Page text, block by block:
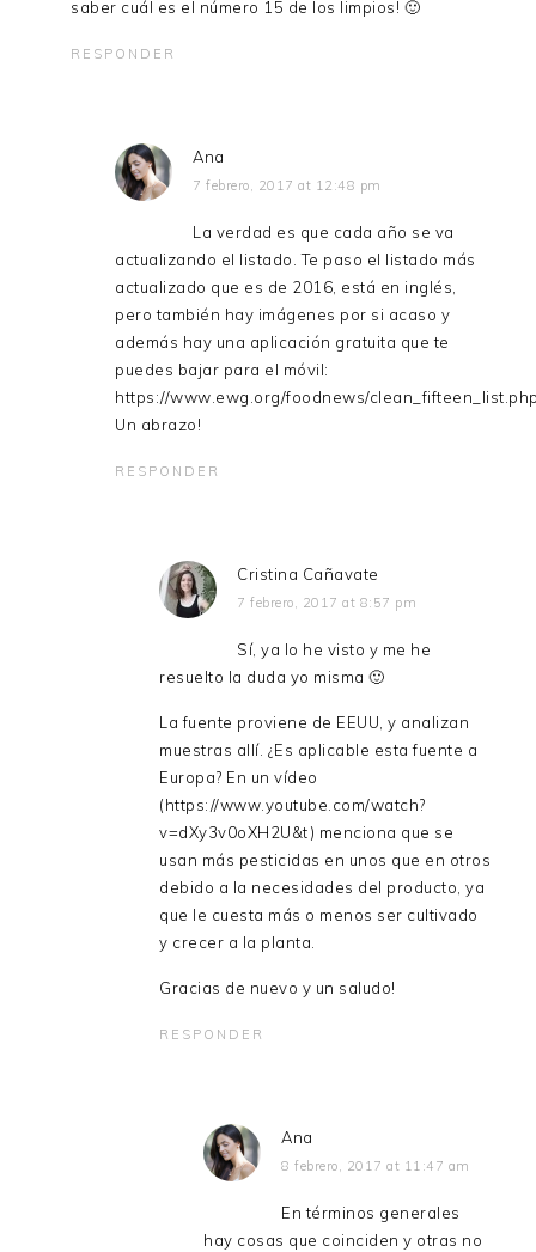
saber cuál es el número 15 de los limpios! 🙂
RESPONDER
Ana
7 febrero, 2017 at 12:48 pm
La verdad es que cada año se va
actualizando el listado. Te paso el listado más
actualizado que es de 2016, está en inglés,
pero también hay imágenes por si acaso y
además hay una aplicación gratuita que te
puedes bajar para el móvil:
https://www.ewg.org/foodnews/
Un abrazo!
RESPONDER
Cristina Cañavate
7 febrero, 2017 at 8:57 pm
Sí, ya lo he visto y me he
resuelto la duda yo misma 🙂
La fuente proviene de EEUU, y analizan
muestras allí. ¿Es aplicable esta fuente a
Europa? En un vídeo
(https://www.youtube.com/watch?
v=dXy3v0oXH2U&t) menciona que se
usan más pesticidas en unos que en otros
debido a la necesidades del producto, ya
que le cuesta más o menos ser cultivado
y crecer a la planta.
Gracias de nuevo y un saludo!
RESPONDER
Ana
8 febrero, 2017 at 11:47 am
En términos generales
hay cosas que coinciden y otras no